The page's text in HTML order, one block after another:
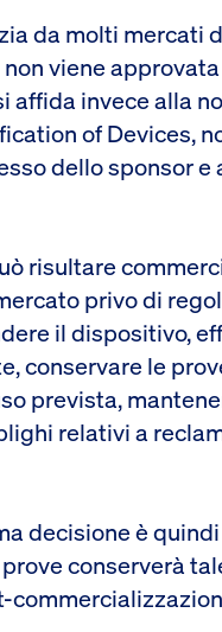
da molti mercati
viene
affida invece alla
of Devices,
dello sponsor
risultare
privo di
il dispositivo,
conservare le
prevista,
relativi a
decisione è
conserverà